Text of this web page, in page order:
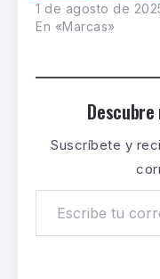
1 de agosto de
En «Marcas»
Suscríbete y